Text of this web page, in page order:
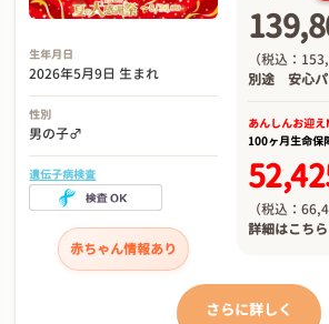
生年月日
2026年5月9日 生まれ
性別
男の子♂
遺伝子病検査
赤ちゃん情報あり
（税込：
別途 安心
あんしんお迎え
100ヶ月生命保
（税込：
詳細はこちら
さらに詳しく